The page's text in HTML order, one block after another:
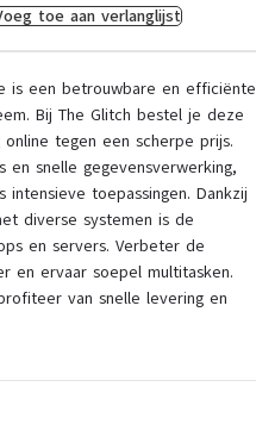
toe aan verlanglijst
is een betrouwbare en efficiënte
Bij The Glitch bestel je deze
online tegen een scherpe prijs.
snelle gegevensverwerking,
toepassingen. Dankzij
diverse systemen is de
en servers. Verbeter de
en ervaar soepel multitasken.
van snelle levering en